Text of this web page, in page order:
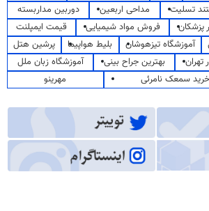
تسلیت مداحی اربعین
دوربین مداربسته
پزشکان
فروش مواد شیمیایی
قیمت ایمپلنت
آموزشگاه تیزهوشان بلیط هواپیما
پرشین هتل
تهران
بهترین جراح بینی
آموزشگاه زبان ملل
سمعک نامرئی
مهرینو